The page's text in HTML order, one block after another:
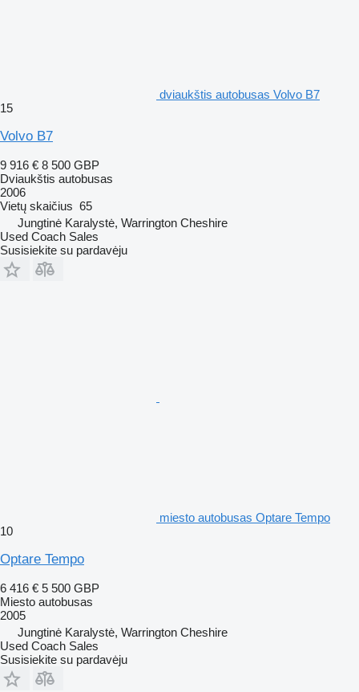
dviaukštis autobusas Volvo B7
15
Volvo B7
9 916 € 8 500 GBP
Dviaukštis autobusas
2006
Vietų skaičius 65
Jungtinė Karalystė, Warrington Cheshire
Used Coach Sales
Susisiekite su pardavėju
miesto autobusas Optare Tempo
10
Optare Tempo
6 416 € 5 500 GBP
Miesto autobusas
2005
Jungtinė Karalystė, Warrington Cheshire
Used Coach Sales
Susisiekite su pardavėju